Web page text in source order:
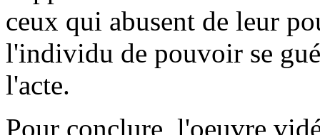
ceux qui abusent de leur
l'individu de pouvoir se
l'acte.
Pour conclure, l'oeuvre